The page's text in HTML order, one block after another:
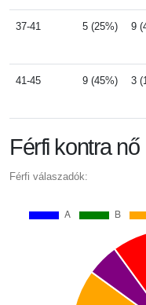
37-41 5 (25%) 9
41-45 9 (45%) 3
Férfi kontra nő
Férfi válaszadók: